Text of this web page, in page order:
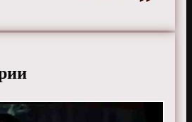
пк или телевизоре на сайте